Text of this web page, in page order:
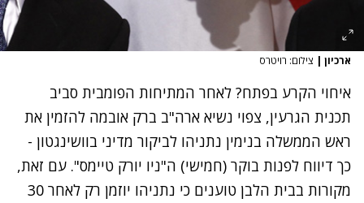
ארכיון | צילום: רויטרס
איחוי הקרע בפתח? לאחר המתיחות הפומבית סביב
תכנית הגרעין, צפוי נשיא ארה"ב ברק אובמה להזמין את
ראש הממשלה בנימין נתניהו לביקור מדיני בוושינגטון -
כך דיווח לפנות בוקר (חמישי) ה"ניו יורק טיימס". עם זאת,
מקורות בבית הלבן טוענים כי נתניהו יוזמן רק לאחר 30